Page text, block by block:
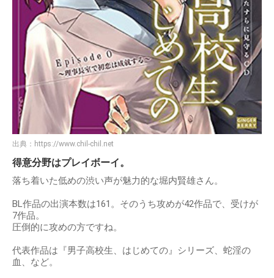
出典： https://www.chil-chil.net
得意分野はプレイボーイ。
落ち着いた低めの渋い声が魅力的な堀内賢雄さん。
BL作品の出演本数は161。そのうち攻めが42作品で、受けが
7作品。
圧倒的に攻めの方ですね。
代表作品は『男子高校生、はじめての』シリーズ、蛇淫の
血、など。